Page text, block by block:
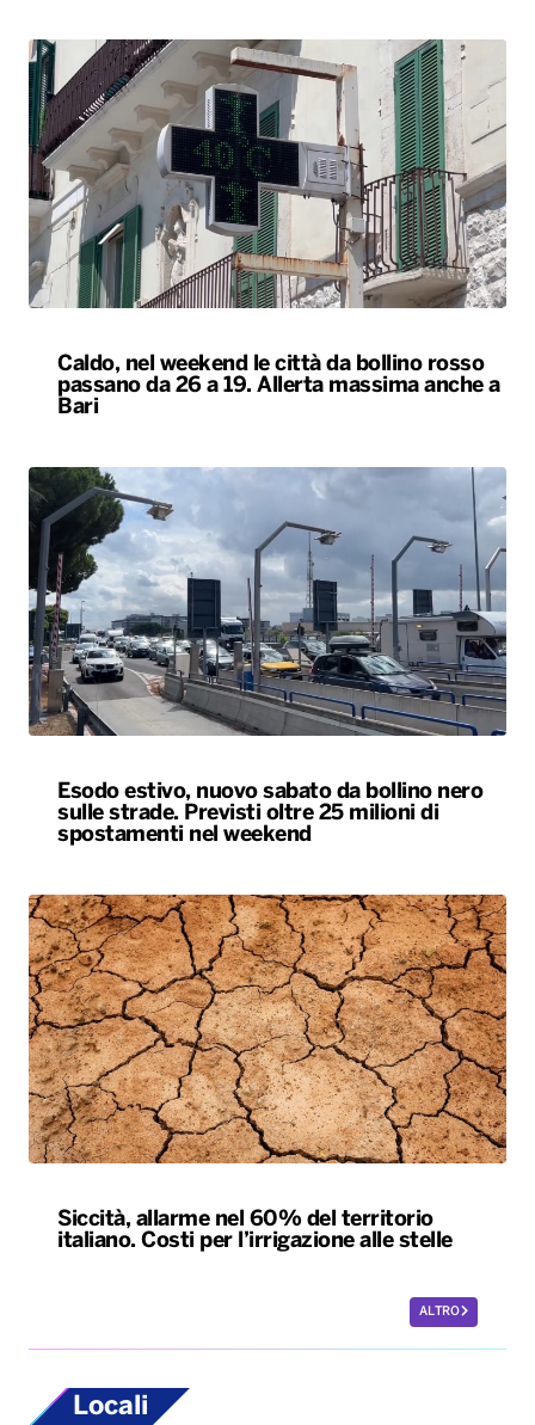
Caldo, nel weekend le città da bollino rosso
passano da 26 a 19. Allerta massima anche a
Bari
Esodo estivo, nuovo sabato da bollino nero
sulle strade. Previsti oltre 25 milioni di
spostamenti nel weekend
Siccità, allarme nel 60% del territorio
italiano. Costi per l’irrigazione alle stelle
ALTRO
Locali